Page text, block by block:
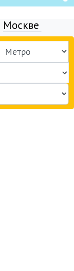
Москве